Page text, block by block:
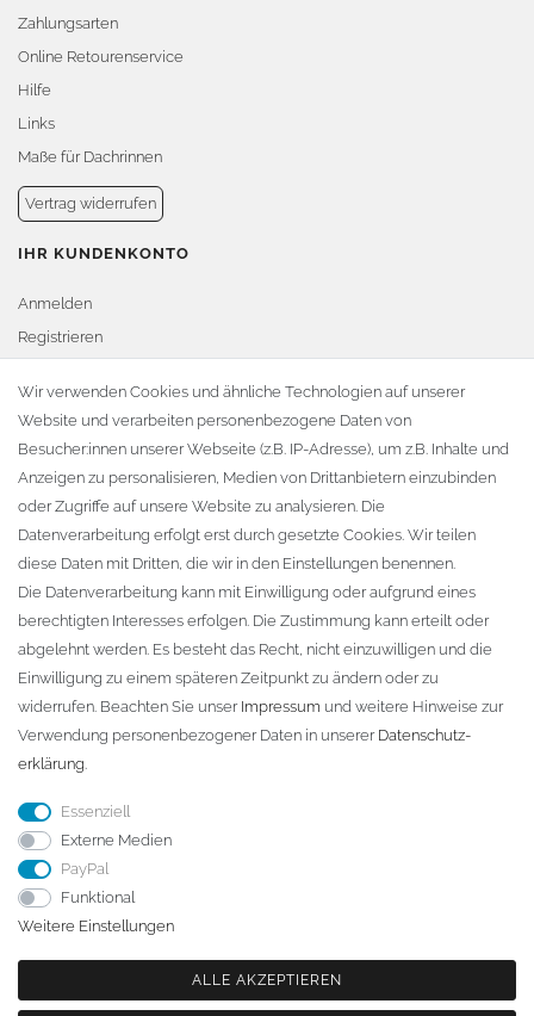
Zahlungsarten
Online Retourenservice
Hilfe
Links
Maße für Dachrinnen
Vertrag widerrufen
IHR KUNDENKONTO
Anmelden
Registrieren
Warenkorb
Zur Kasse
KONTAKT
Fa. Steffen Jost
Söbrigener Weg 50
D-01796 Pirna
Telefon:+49 (0)3501 507295
info@dach-teufel.de
Wir verwenden Cookies und ähnliche Technologien auf unserer
Website und verarbeiten personenbezogene Daten von
Besucher:innen unserer Webseite (z.B. IP-Adresse), um z.B. Inhalte und
Anzeigen zu personalisieren, Medien von Drittanbietern einzubinden
oder Zugriffe auf unsere Website zu analysieren. Die
Datenverarbeitung erfolgt erst durch gesetzte Cookies. Wir teilen
diese Daten mit Dritten, die wir in den Einstellungen benennen.
Die Datenverarbeitung kann mit Einwilligung oder aufgrund eines
berechtigten Interesses erfolgen. Die Zustimmung kann erteilt oder
abgelehnt werden. Es besteht das Recht, nicht einzuwilligen und die
Einwilligung zu einem späteren Zeitpunkt zu ändern oder zu
widerrufen. Beachten Sie unser Impressum und weitere Hinweise zur
Verwendung personenbezogener Daten in unserer Daten­schutz­
erklärung.
Essenziell
Externe Medien
PayPal
Funktional
Weitere Einstellungen
ALLE AKZEPTIEREN